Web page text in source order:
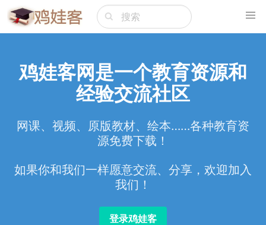
鸡娃客网是一个教育资源和
经验交流社区
网课、视频、原版教材、绘本……各种教育资
源免费下载！
如果你和我们一样愿意交流、分享，欢迎加入
我们！
登录鸡娃客